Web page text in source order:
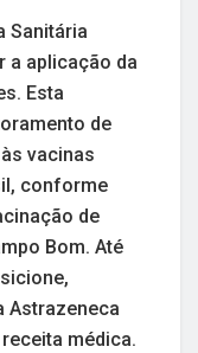
Sanitária
a aplicação da
Esta
de
vacinas
conforme
de
Bom. Até
Astrazeneca
médica.